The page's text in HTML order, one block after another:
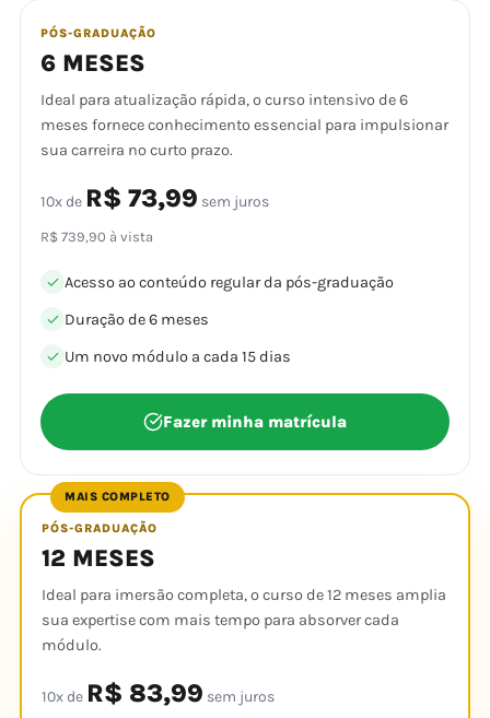
PÓS-GRADUAÇÃO
6 MESES
Ideal para atualização rápida, o curso intensivo de 6
meses fornece conhecimento essencial para impulsionar
sua carreira no curto prazo.
10x de R$ 73,99 sem juros
R$ 739,90 à vista
Acesso ao conteúdo regular da pós-graduação
Duração de 6 meses
Um novo módulo a cada 15 dias
Fazer minha matrícula
MAIS COMPLETO
PÓS-GRADUAÇÃO
12 MESES
Ideal para imersão completa, o curso de 12 meses amplia
sua expertise com mais tempo para absorver cada
módulo.
10x de R$ 83,99 sem juros